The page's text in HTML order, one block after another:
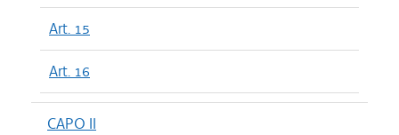
Art. 15
Art. 16
CAPO II